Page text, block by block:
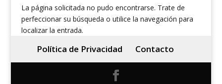
La página solicitada no pudo encontrarse. Trate de
perfeccionar su búsqueda o utilice la navegación para
localizar la entrada.
Política de Privacidad Contacto